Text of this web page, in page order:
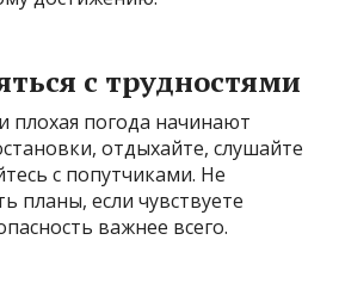
с трудностями
плохая погода начинают
отдыхайте, слушайте
с попутчиками. Не
планы, если чувствуете
важнее всего.